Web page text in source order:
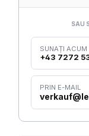
SAU
SUNAȚI ACUM
+43 7272
PRIN E-MAIL